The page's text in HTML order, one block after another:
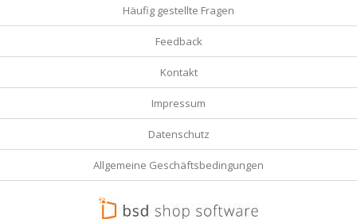
Häufig gestellte Fragen
Feedback
Kontakt
Impressum
Datenschutz
Allgemeine Geschäftsbedingungen